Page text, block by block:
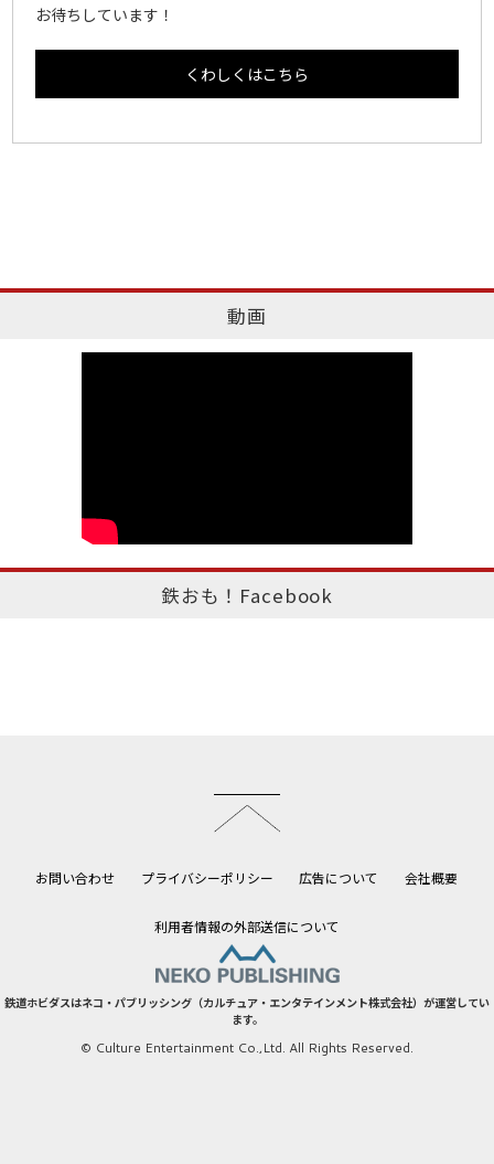
お待ちしています！
くわしくはこちら
動画
鉄おも！Facebook
お問い合わせ プライバシーポリシー 広告について 会社概要
利用者情報の外部送信について
鉄道ホビダスはネコ・パブリッシング（カルチュア・エンタテインメント株式会社）が運営してい
ます。
© Culture Entertainment Co.,Ltd. All Rights Reserved.